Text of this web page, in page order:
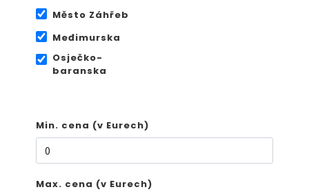
Město Záhřeb
Međimurska
Osječko-
baranska
Min. cena (v Eurech)
Max. cena (v Eurech)